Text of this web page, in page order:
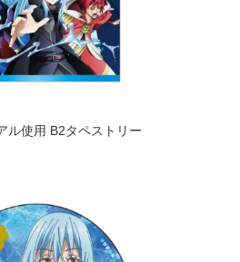
ル使用 B2タペストリー